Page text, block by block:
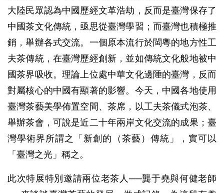
大陸民眾認為中國歷經文革浩劫，反而是臺灣保存了
中國茶文化傳統，亟思從臺灣學習；而臺灣也積極推
銷，舉辦各式交流。一個原本流行於閩粵的地方性工
夫茶傳統，在臺灣歷經創新，並如傳統文化般地被中
國茶界吸收。理論上位處中華文化邊陲的臺灣，反而
對屬核心的中國有顯著的影響。今天，中國各地使用
臺灣茶藝美學佈置空間、茶席，以工夫茶儀式泡茶、
舉辦茶會，可說是近二十年兩岸文化交流的成果；臺
灣學術界所謂之「新創的（茶藝）傳統」，實可以
「臺灣之光」稱之。
此次特展特別邀請兩位老茶人──龔于堯與何健老師